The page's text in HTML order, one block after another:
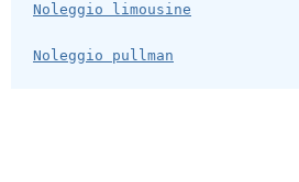
Noleggio limousine
Noleggio pullman